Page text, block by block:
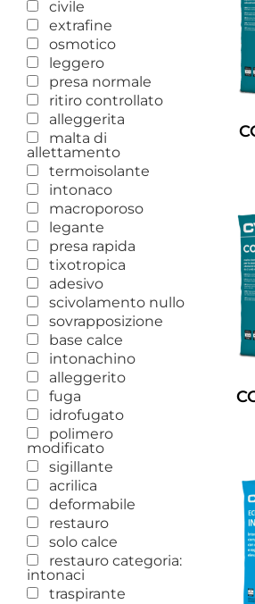
civile
extrafine
osmotico
leggero
presa normale
ritiro controllato
alleggerita
malta di
allettamento
termoisolante
intonaco
macroporoso
legante
presa rapida
tixotropica
adesivo
scivolamento nullo
sovrapposizione
base calce
intonachino
alleggerito
fuga
idrofugato
polimero
modificato
sigillante
acrilica
deformabile
restauro
solo calce
restauro categoria:
intonaci
traspirante